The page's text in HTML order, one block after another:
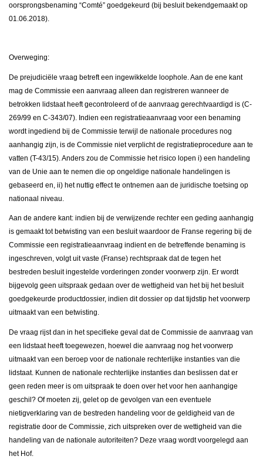
oorsprongsbenaming “Comté” goedgekeurd (bij besluit bekendgemaakt op
01.06.2018).
Overweging:
De prejudiciële vraag betreft een ingewikkelde loophole. Aan de ene kant
mag de Commissie een aanvraag alleen dan registreren wanneer de
betrokken lidstaat heeft gecontroleerd of de aanvraag gerechtvaardigd is (C-
269/99 en C-343/07). Indien een registratieaanvraag voor een benaming
wordt ingediend bij de Commissie terwijl de nationale procedures nog
aanhangig zijn, is de Commissie niet verplicht de registratieprocedure aan te
vatten (T-43/15). Anders zou de Commissie het risico lopen i) een handeling
van de Unie aan te nemen die op ongeldige nationale handelingen is
gebaseerd en, ii) het nuttig effect te ontnemen aan de juridische toetsing op
nationaal niveau.
Aan de andere kant: indien bij de verwijzende rechter een geding aanhangig
is gemaakt tot betwisting van een besluit waardoor de Franse regering bij de
Commissie een registratieaanvraag indient en de betreffende benaming is
ingeschreven, volgt uit vaste (Franse) rechtspraak dat de tegen het
bestreden besluit ingestelde vorderingen zonder voorwerp zijn. Er wordt
bijgevolg geen uitspraak gedaan over de wettigheid van het bij het besluit
goedgekeurde productdossier, indien dit dossier op dat tijdstip het voorwerp
uitmaakt van een betwisting.
De vraag rijst dan in het specifieke geval dat de Commissie de aanvraag van
een lidstaat heeft toegewezen, hoewel die aanvraag nog het voorwerp
uitmaakt van een beroep voor de nationale rechterlijke instanties van die
lidstaat. Kunnen de nationale rechterlijke instanties dan beslissen dat er
geen reden meer is om uitspraak te doen over het voor hen aanhangige
geschil? Of moeten zij, gelet op de gevolgen van een eventuele
nietigverklaring van de bestreden handeling voor de geldigheid van de
registratie door de Commissie, zich uitspreken over de wettigheid van die
handeling van de nationale autoriteiten? Deze vraag wordt voorgelegd aan
het Hof.